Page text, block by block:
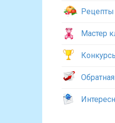
Рецепты
Мастер